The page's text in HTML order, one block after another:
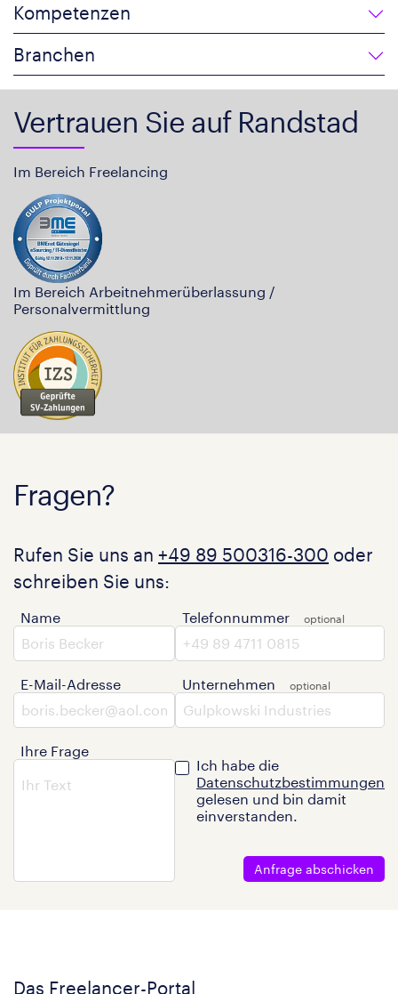
Kompetenzen
Branchen
Vertrauen Sie auf Randstad
Im Bereich Freelancing
Im Bereich Arbeitnehmerüberlassung /
Personalvermittlung
Fragen?
Rufen Sie uns an +49 89 500316-300 oder
schreiben Sie uns:
Name
E-Mail-Adresse
Ihre Frage
Telefonnummer
Unternehmen
Ich habe die
Datenschutzbestimmungen
gelesen und bin damit
einverstanden.
Anfrage abschicken
Das Freelancer-Portal